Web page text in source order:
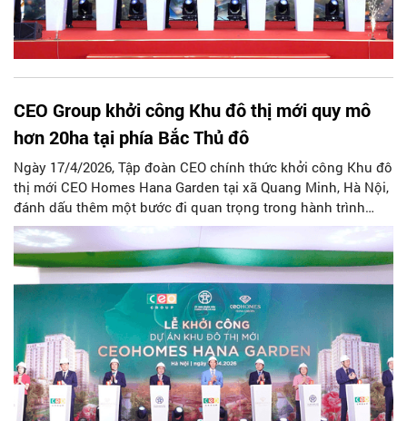
CEO Group khởi công Khu đô thị mới quy mô
hơn 20ha tại phía Bắc Thủ đô
Ngày 17/4/2026, Tập đoàn CEO chính thức khởi công Khu đô
thị mới CEO Homes Hana Garden tại xã Quang Minh, Hà Nội,
đánh dấu thêm một bước đi quan trọng trong hành trình
phát triển trục đô thị phía Bắc sông Hồng - khu vực đang
được định hình là một cực tăng trưởng mới trong cấu trúc
đô thị đa trung tâm, đa mục tiêu của Thủ đô.